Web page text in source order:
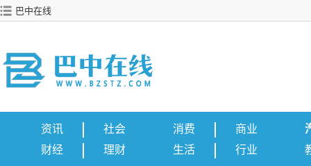
巴中在线
资讯
社会
财经
理财
消费
商业
生活
行业